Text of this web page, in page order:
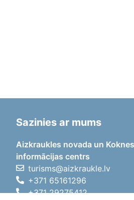
Sazinies ar mums
Aizkraukles novada un
informācijas centrs
turisms@aizkraukle.lv
+371 65161296
+371 29275412